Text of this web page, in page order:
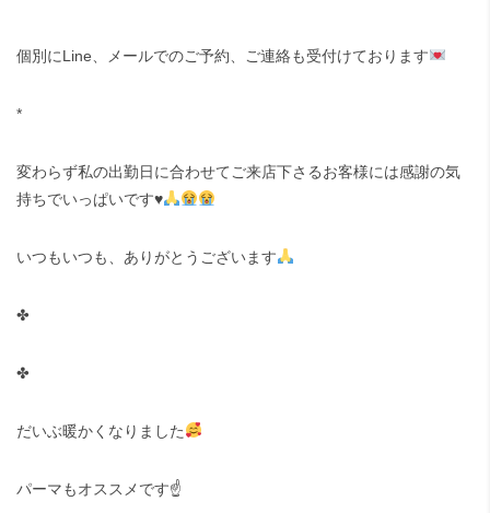
個別にLine、メールでのご予約、ご連絡も受付けております
*
変わらず私の出勤日に合わせてご来店下さるお客様には感謝の気
持ちでいっぱいです♥️
いつもいつも、ありがとうございます
✤
✤
だいぶ暖かくなりました
パーマもオススメです☝️